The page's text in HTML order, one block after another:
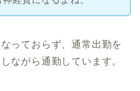
っておらず、通常出勤を
ながら通勤しています。